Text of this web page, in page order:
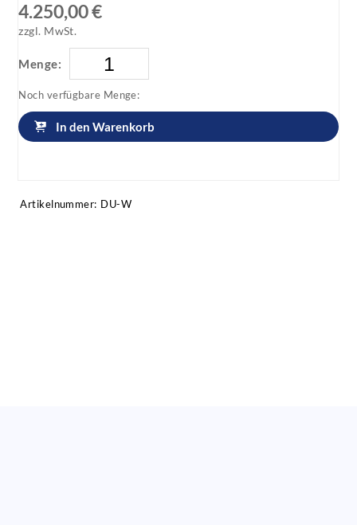
4.250,00 €
zzgl. MwSt.
Menge:
Noch verfügbare Menge:
In den Warenkorb
Artikelnummer: DU-W